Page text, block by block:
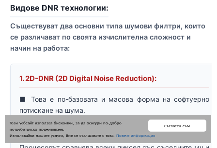
Съгласен съм
Този уебсайт използва бисквитки, за да осигури по-добро
потребителско преживяване.
Използвайки нашите услуги, Вие се съгласявате с това. Повече информация
Видове DNR технологии:
Съществуват два основни типа шумови филтри, които
се различават по своята изчислителна сложност и
начин на работа:
1. 2D-DNR (2D Digital Noise Reduction):
■ Това е по-базовата и масова форма на софтуерно
потискане на шума.
■ Тя работи, като анализира пикселите в рамките на
един-единствен текущ кадър (пространствен анализ).